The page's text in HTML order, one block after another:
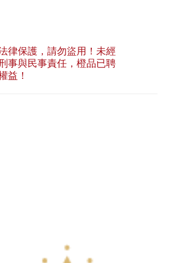
律保護，請勿盜用！未經
事與民事責任，橙品已聘
益！